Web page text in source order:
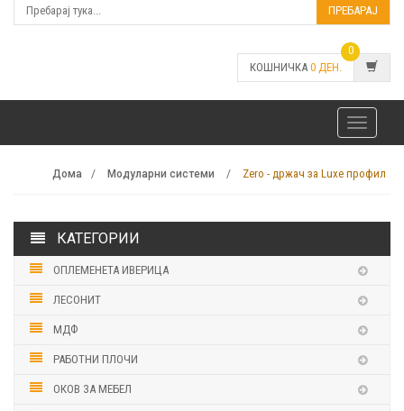
ПРЕБАРАЈ
КОШНИЧКА 0 ДЕН.
0
Toggle
navigation
Дома Модуларни системи Zero - држач за Luxe профил
КАТЕГОРИИ
ОПЛЕМЕНЕТА ИВЕРИЦА
ЛЕСОНИТ
МДФ
РАБОТНИ ПЛОЧИ
ОКОВ ЗА МЕБЕЛ